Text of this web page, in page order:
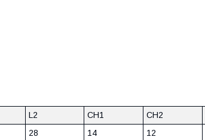
L2 CH1 CH2
28 14 12